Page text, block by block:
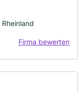
Firma bewerten